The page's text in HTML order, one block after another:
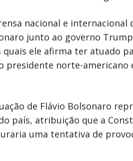
nacional e internacional
junto ao governo
ele afirma ter atuado
norte-americano
de Flávio Bolsonaro
país, atribuição que a
uma tentativa de